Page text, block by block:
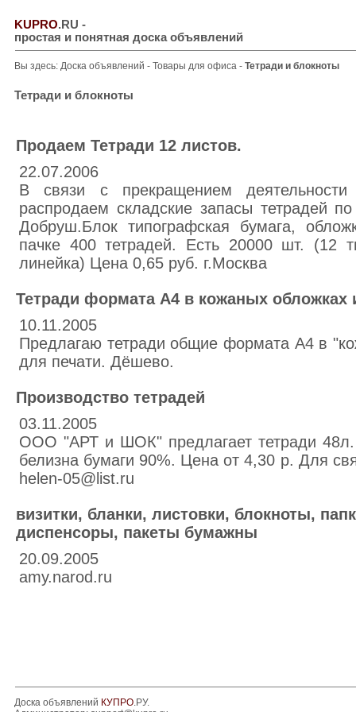
KUPRO.RU -
простая и понятная доска объявлений
Вы здесь: Доска объявлений - Товары для офиса - Тетради и блокноты
Тетради и блокноты
Продаем Тетради 12 листов.
22.07.2006
В связи с прекращением
распродаем складские запасы тетрадей
Добруш.Блок типографская бумага,
пачке 400 тетрадей. Есть 20000 шт. (12
линейка) Цена 0,65 руб. г.Москва
Тетради формата А4 в кожаных обложках
10.11.2005
Предлагаю тетради общие формата А4 в
для печати. Дёшево.
Производство тетрадей
03.11.2005
ООО "АРТ и ШОК" предлагает тетради 48л.
белизна бумаги 90%. Цена от 4,30 р. Для
helen-05@list.ru
визитки, бланки, листовки, блокноты,
диспенсоры, пакеты бумажны
20.09.2005
amy.narod.ru
Доска объявлений КУПРО.РУ.